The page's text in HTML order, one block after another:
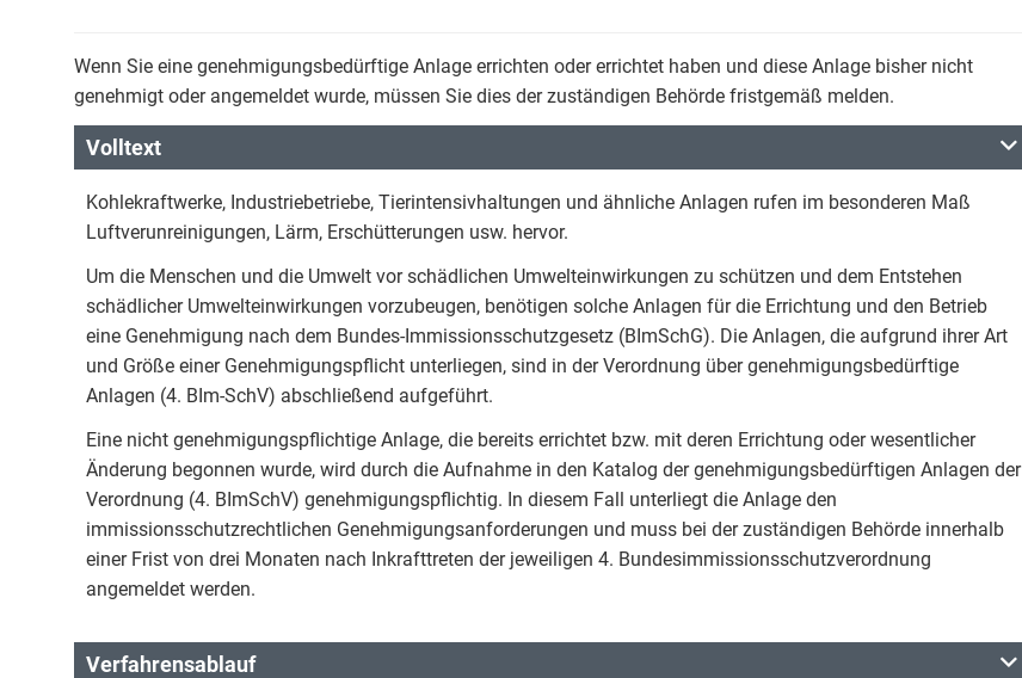
Wenn Sie eine genehmigungsbedürftige Anlage errichten oder errichtet haben und diese Anlage bisher nicht
genehmigt oder angemeldet wurde, müssen Sie dies der zuständigen Behörde fristgemäß melden.
Volltext
Kohlekraftwerke, Industriebetriebe, Tierintensivhaltungen und ähnliche Anlagen rufen im besonderen Maß
Luftverunreinigungen, Lärm, Erschütterungen usw. hervor.
Um die Menschen und die Umwelt vor schädlichen Umwelteinwirkungen zu schützen und dem Entstehen
schädlicher Umwelteinwirkungen vorzubeugen, benötigen solche Anlagen für die Errichtung und den Betrieb
eine Genehmigung nach dem Bundes-Immissionsschutzgesetz (BImSchG). Die Anlagen, die aufgrund ihrer Art
und Größe einer Genehmigungspflicht unterliegen, sind in der Verordnung über genehmigungsbedürftige
Anlagen (4. BIm-SchV) abschließend aufgeführt.
Eine nicht genehmigungspflichtige Anlage, die bereits errichtet bzw. mit deren Errichtung oder wesentlicher
Änderung begonnen wurde, wird durch die Aufnahme in den Katalog der genehmigungsbedürftigen Anlagen der
Verordnung (4. BImSchV) genehmigungspflichtig. In diesem Fall unterliegt die Anlage den
immissionsschutzrechtlichen Genehmigungsanforderungen und muss bei der zuständigen Behörde innerhalb
einer Frist von drei Monaten nach Inkrafttreten der jeweiligen 4. Bundesimmissionsschutzverordnung
angemeldet werden.
Verfahrensablauf